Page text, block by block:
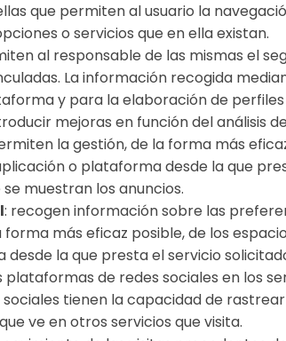
que permiten al usuario la
o servicios que en ella existan.
al responsable de las mismas el
La información recogida
y para la elaboración de
mejoras en función del análisis
la gestión, de la forma más
o plataforma desde la que
muestran los anuncios.
: recogen información sobre las
más eficaz posible, de los
la que presta el servicio
plataformas de redes sociales en los
tienen la capacidad de
ve en otros servicios que visita.